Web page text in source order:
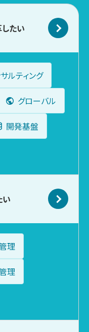
たい
ルティング
グローバル
開発基盤
い
理
理